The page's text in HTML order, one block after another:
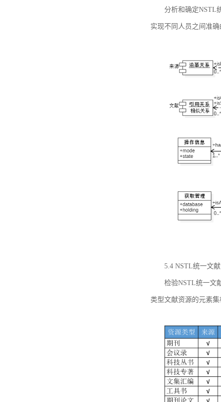
分析和确定NSTL
实现不同人员之间准
5.4 NSTL统一文
检验NSTL统一文
类型文献资源的元素